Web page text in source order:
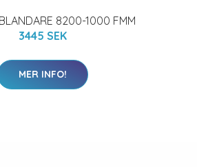
8200-1000 FMM
3445 SEK
MER INFO!